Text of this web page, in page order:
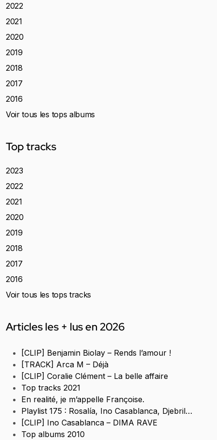
2022
2021
2020
2019
2018
2017
2016
Voir tous les tops albums
Top tracks
2023
2022
2021
2020
2019
2018
2017
2016
Voir tous les tops tracks
Articles les + lus en 2026
[CLIP] Benjamin Biolay – Rends l’amour !
[TRACK] Arca M – Déjà
[CLIP] Coralie Clément – La belle affaire
Top tracks 2021
En realité, je m’appelle Françoise.
Playlist 175 : Rosalía, Ino Casablanca, Djebril…
[CLIP] Ino Casablanca – DIMA RAVE
Top albums 2010